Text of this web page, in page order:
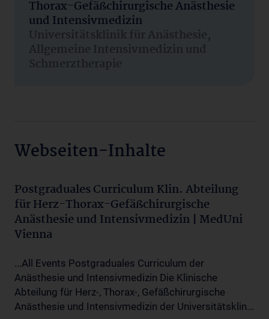
Thorax-Gefäßchirurgische Anästhesie
und Intensivmedizin
Universitätsklinik für Anästhesie,
Allgemeine Intensivmedizin und
Schmerztherapie
Webseiten-Inhalte
Postgraduales Curriculum Klin. Abteilung
für Herz-Thorax-Gefäßchirurgische
Anästhesie und Intensivmedizin | MedUni
Vienna
...All Events Postgraduales Curriculum der
Anästhesie und Intensivmedizin Die Klinische
Abteilung für Herz-, Thorax-, Gefäßchirurgische
Anästhesie und Intensivmedizin der Universitätsklin...